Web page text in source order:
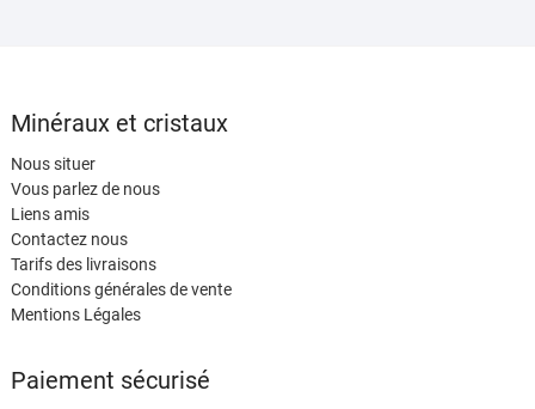
Minéraux et cristaux
Nous situer
Vous parlez de nous
Liens amis
Contactez nous
Tarifs des livraisons
Conditions générales de vente
Mentions Légales
Paiement sécurisé